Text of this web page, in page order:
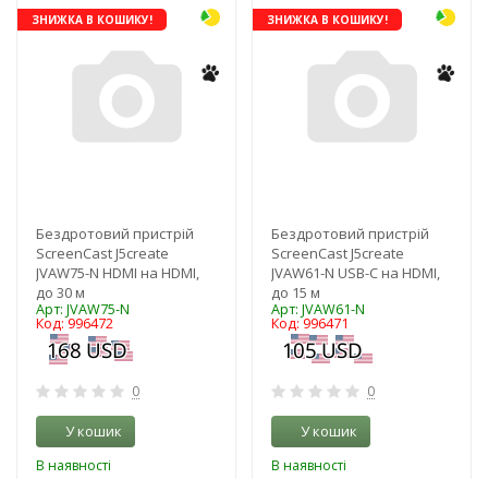
ЗНИЖКА В КОШИКУ!
Бездротовий пристрій
ScreenCast J5create
JVAW75-N HDMI на HDMI,
до 30 м
Арт: JVAW75-N
Код: 996472
0
У кошик
В наявності
ЗНИЖКА В КОШИКУ!
Бездротовий пристрій
ScreenCast J5create
JVAW61-N USB-C на HDMI,
до 15 м
Арт: JVAW61-N
Код: 996471
0
У кошик
В наявності